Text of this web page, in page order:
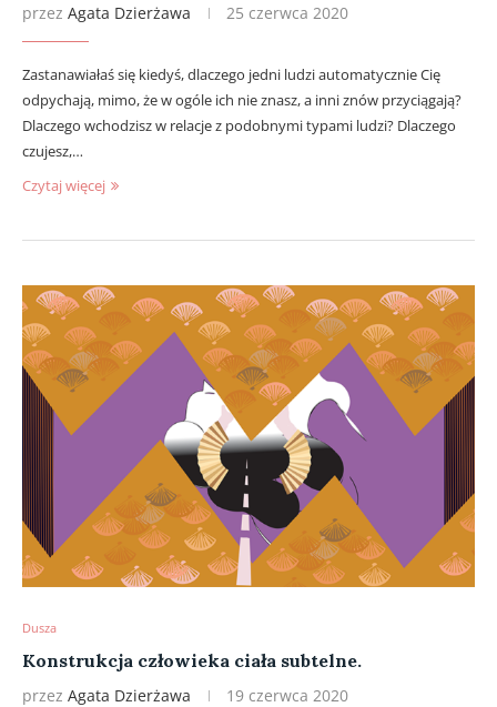
przez Agata Dzierżawa 25 czerwca 2020
Zastanawiałaś się kiedyś, dlaczego jedni ludzi automatycznie Cię
odpychają, mimo, że w ogóle ich nie znasz, a inni znów przyciągają?
Dlaczego wchodzisz w relacje z podobnymi typami ludzi? Dlaczego
czujesz,…
Czytaj więcej
Dusza
Konstrukcja człowieka ciała subtelne.
przez Agata Dzierżawa 19 czerwca 2020